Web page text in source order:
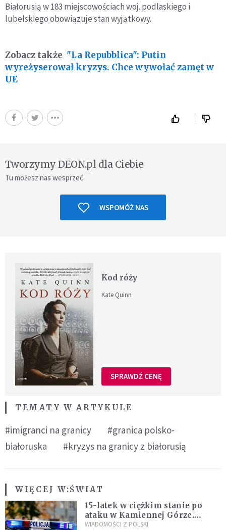
Białorusią w 183 miejscowościach woj. podlaskiego i
lubelskiego obowiązuje stan wyjątkowy.
Zobacz także "La Repubblica": Putin
wyreżyserował kryzys. Chce wywołać zamęt w
UE
Tworzymy DEON.pl dla Ciebie
Tu możesz nas wesprzeć.
WSPOMÓŻ NAS
Kod róży
Kate Quinn
SPRAWDŹ CENĘ
TEMATY W ARTYKULE
#imigranci na granicy
#granica polsko-
białoruska
#kryzys na granicy z białorusią
WIĘCEJ W:ŚWIAT
15-latek w ciężkim stanie po
ataku w Kamiennej Górze.
Policja zatrzymała dwóch
WIADOMOŚCI Z POLSKI